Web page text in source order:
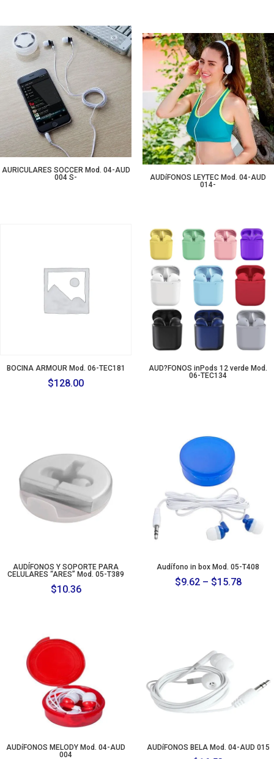
AURICULARES SOCCER Mod. 04-AUD
004 S-
AUDíFONOS LEYTEC Mod. 04-AUD
014-
BOCINA ARMOUR Mod. 06-TEC181
$128.00
AUD?FONOS inPods 12 verde Mod.
06-TEC134
AUDÍFONOS Y SOPORTE PARA
CELULARES “ARES” Mod. 05-T389
$10.36
Audífono in box Mod. 05-T408
$9.62 – $15.78Price
AUDíFONOS MELODY Mod. 04-AUD
004
AUDíFONOS BELA Mod. 04-AUD 015